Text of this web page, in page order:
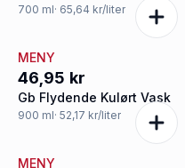
700 ml· 65,64 kr/liter
MENY
46,95 kr
Gb Flydende Kulørt Vask
900 ml· 52,17 kr/liter
MENY